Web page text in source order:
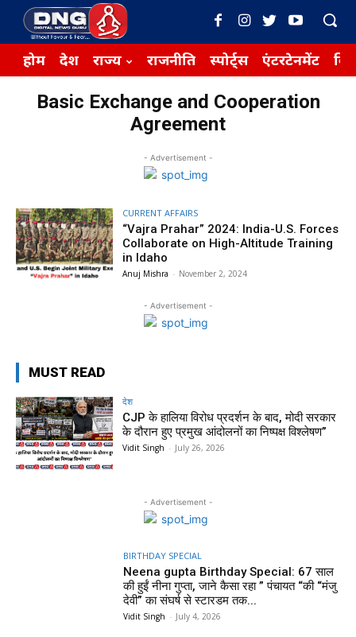
होम देश राज्य राजनीति स्पोर्ट्स एंटरटेनमेंट
Basic Exchange and Cooperation
Agreement
- Advertisement -
CURRENT AFFAIRS
“Vajra Prahar” 2024: India-U.S. Forces
Collaborate on High-Altitude Training
in Idaho
Anuj Mishra - November 2, 2024
- Advertisement -
MUST READ
देश
CJP के हालिया विरोध प्रदर्शन के बाद, मोदी सरकार
के दौरान हुए प्रमुख आंदोलनों का निष्पक्ष विश्लेषण”
Vidit Singh - July 26, 2026
- Advertisement -
BIRTHDAY SPECIAL
Neena gupta Birthday Special: 67 साल
की हुईं नीना गुप्ता, जाने कैसा रहा ” पंचायत “की “मंजु
देवी” का संघर्ष से स्टारडम तक...
Vidit Singh - July 4, 2026